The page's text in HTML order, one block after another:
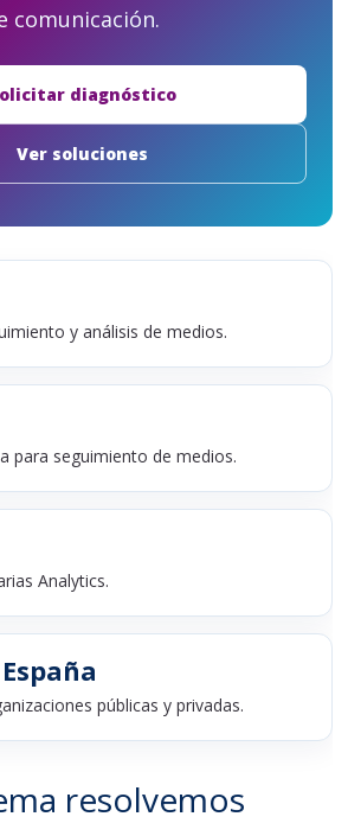
comunicación.
diagnóstico
Ver soluciones
y análisis de medios.
para seguimiento de medios.
Analytics.
públicas y privadas.
resolvemos